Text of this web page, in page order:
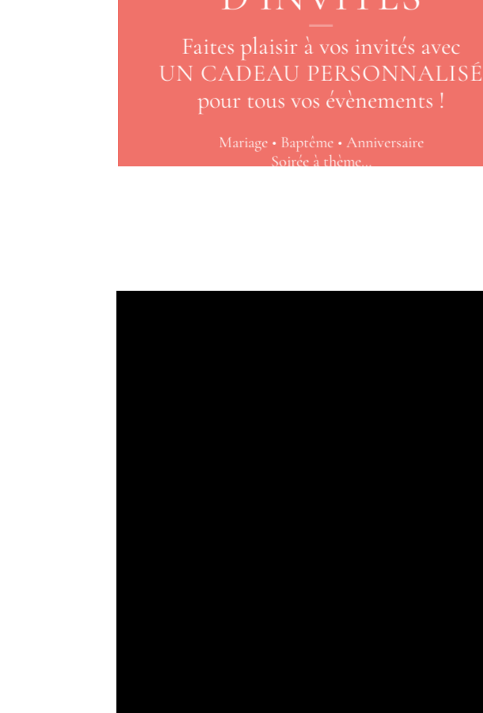
Faites plaisir à vos invités avec
UN CADEAU PERSONNALISÉ
pour tous vos évènements !
Mariage • Baptême • Anniversaire
Soirée à thème…